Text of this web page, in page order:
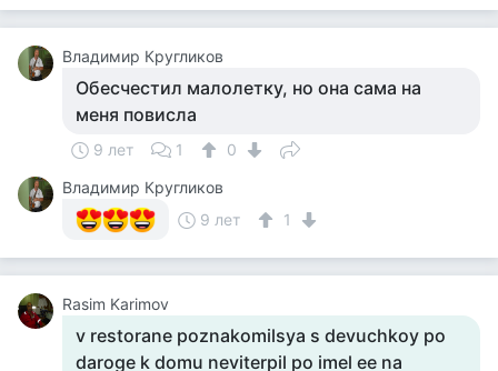
Владимир Кругликов
Обесчестил малолетку, но она сама на
меня повисла
9 лет 1
0
Владимир Кругликов
9 лет
1
Rasim Karimov
v restorane poznakomilsya s devuchkoy po
daroge k domu neviterpil po imel ee na